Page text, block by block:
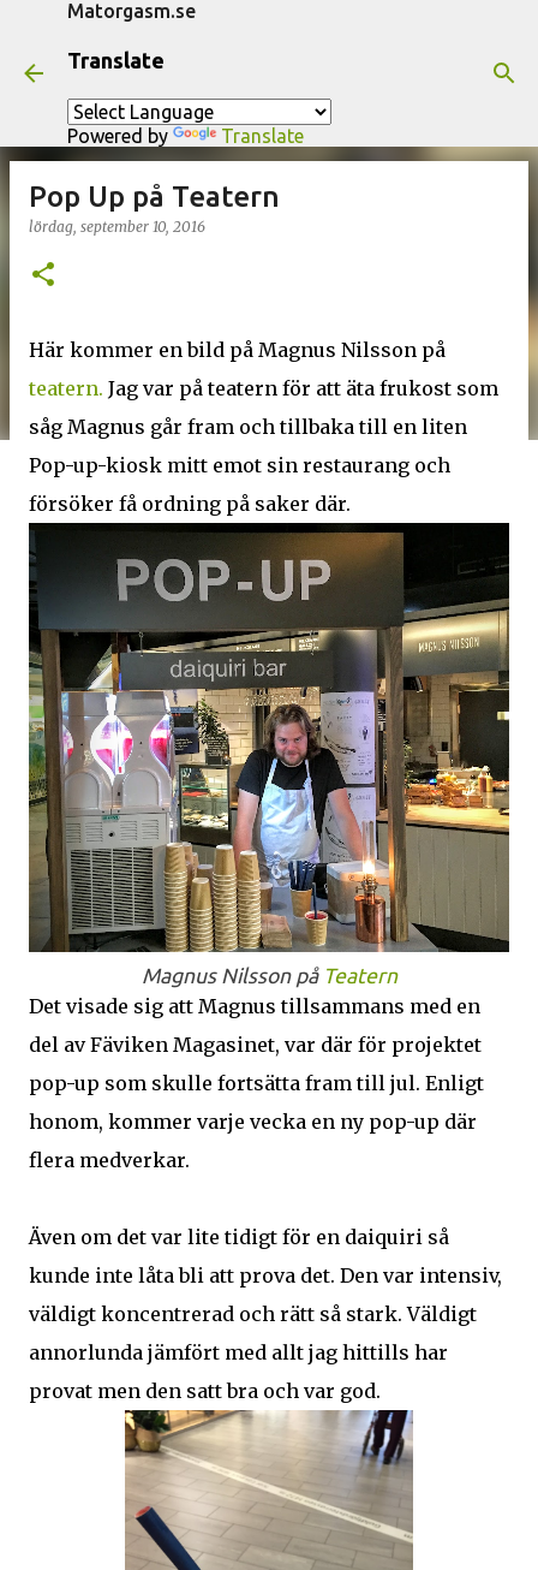
Matorgasm.se
Translate
Powered by Translate
Pop Up på Teatern
lördag, september 10, 2016
Här kommer en bild på Magnus Nilsson på
teatern. Jag var på teatern för att äta frukost som
såg Magnus går fram och tillbaka till en liten
Pop-up-kiosk mitt emot sin restaurang och
försöker få ordning på saker där.
Magnus Nilsson på Teatern
Det visade sig att Magnus tillsammans med en
del av Fäviken Magasinet, var där för projektet
pop-up som skulle fortsätta fram till jul. Enligt
honom, kommer varje vecka en ny pop-up där
flera medverkar.
Även om det var lite tidigt för en daiquiri så
kunde inte låta bli att prova det. Den var intensiv,
väldigt koncentrerad och rätt så stark. Väldigt
annorlunda jämfört med allt jag hittills har
provat men den satt bra och var god.